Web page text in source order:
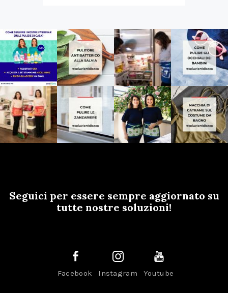
Seguici per essere sempre aggiornato su
tutte nostre soluzioni!
Facebook Instagram Youtube